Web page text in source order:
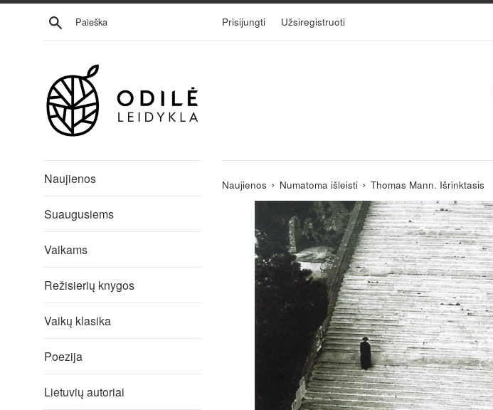
Eiti
Ieškoti Prisijungti Užsiregistruoti
Naujienos
Suaugusiems
Vaikams
Režisierių knygos
Vaikų klasika
Poezija
Lietuvių autoriai
Naujienos › Numatoma išleisti › Thomas Mann. Išrinktasis